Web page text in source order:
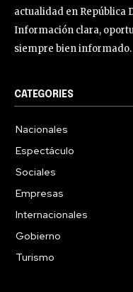
actualidad en República
Información clara,
siempre bien informado.
CATEGORIES
Nacionales
Espectáculo
Sociales
Empresas
Internacionales
Gobierno
Turismo